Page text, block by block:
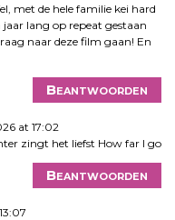
met de hele familie kei hard
jaar lang op repeat gestaan
naar deze film gaan! En
Beantwoorden
at 17:02
zingt het liefst How far I go
Beantwoorden